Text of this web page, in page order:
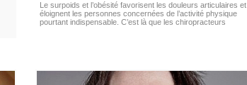
Le surpoids et l’obésité favorisent les douleurs articulaires et
éloignent les personnes concernées de l’activité physique
pourtant indispensable. C’est là que les chiropracteurs